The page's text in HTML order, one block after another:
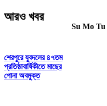
আরও খবর
শেরপুরে যুবদলের ৪৭তম
প্রতিষ্ঠাবার্ষিকীতে মাছের
পোনা অবমুক্ত
Su Mo Tu